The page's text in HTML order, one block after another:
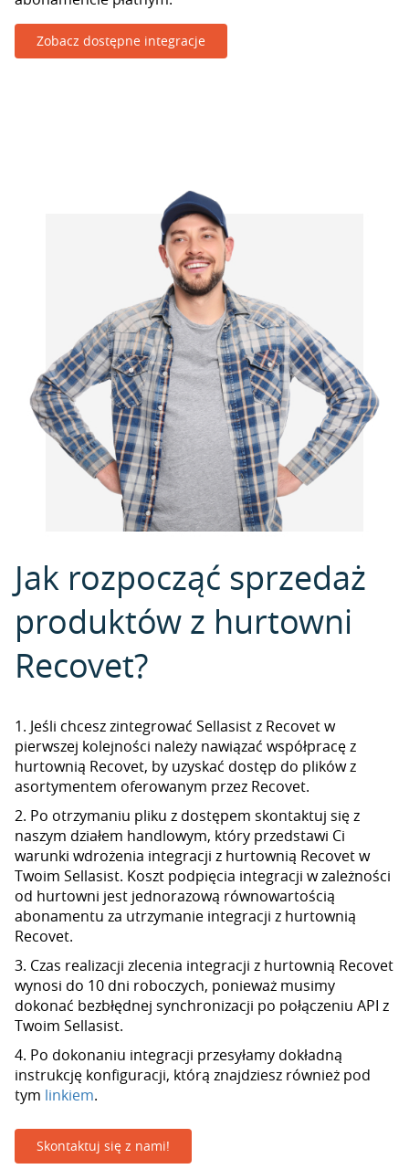
Zobacz dostępne integracje
Jak rozpocząć sprzedaż
produktów z hurtowni
Recovet?
1. Jeśli chcesz zintegrować Sellasist z Recovet w
pierwszej kolejności należy nawiązać współpracę z
hurtownią Recovet, by uzyskać dostęp do plików z
asortymentem oferowanym przez Recovet.
2. Po otrzymaniu pliku z dostępem skontaktuj się z
naszym działem handlowym, który przedstawi Ci
warunki wdrożenia integracji z hurtownią Recovet w
Twoim Sellasist. Koszt podpięcia integracji w zależności
od hurtowni jest jednorazową równowartością
abonamentu za utrzymanie integracji z hurtownią
Recovet.
3. Czas realizacji zlecenia integracji z hurtownią Recovet
wynosi do 10 dni roboczych, ponieważ musimy
dokonać bezbłędnej synchronizacji po połączeniu API z
Twoim Sellasist.
4. Po dokonaniu integracji przesyłamy dokładną
instrukcję konfiguracji, którą znajdziesz również pod
tym linkiem.
Skontaktuj się z nami!